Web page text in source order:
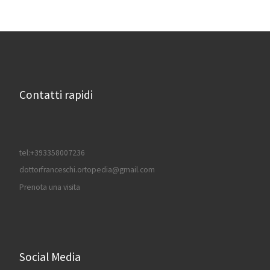
Contatti rapidi
tel:+393358007236
dottorfranceschi.ortopedia@gmail.com
Prenota una visita
Social Media